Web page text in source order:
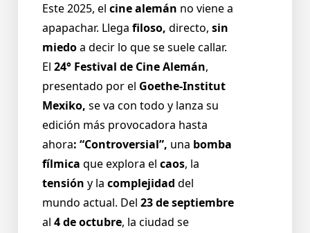
Este 2025, el cine alemán no viene a
apapachar. Llega filoso, directo, sin
miedoa decir lo que se suele callar.
El 24° Festival de Cine Alemán,
presentado por el Goethe-Institut
Mexiko, se va con todo y lanza su
edición más provocadora hasta
ahora: “Controversial”, una bomba
fílmica que explora el caos, la
tensión y la complejidad del
mundo actual. Del 23 de septiembre
al 4 de octubre, la ciudad se